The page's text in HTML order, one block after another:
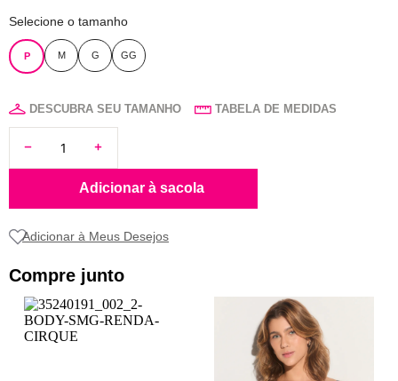
Selecione o tamanho
P M G GG
DESCUBRA SEU TAMANHO TABELA DE MEDIDAS
Adicionar à sacola
Compre junto